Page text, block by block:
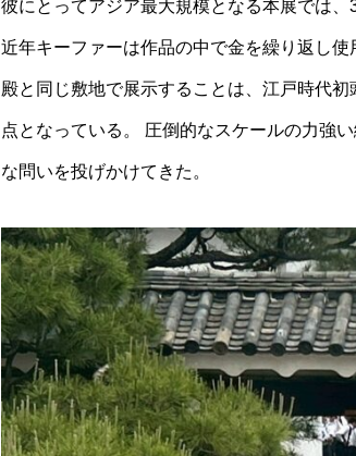
彼にとってアジア最大規模となる本展では
近年キーファーは作品の中で金を繰り返し
殿と同じ敷地で展示することは、江戸時代
点となっている。 圧倒的なスケールの力強
な問いを投げかけてきた。